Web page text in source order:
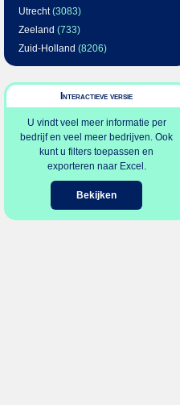
Utrecht(3083)
Zeeland (733)
Zuid-Holland (8206)
Interactieve versie
U vindt veel meer informatie per
bedrijf en veel meer bedrijven. Ook
kunt u filters toepassen en
exporteren naar Excel.
Bekijken